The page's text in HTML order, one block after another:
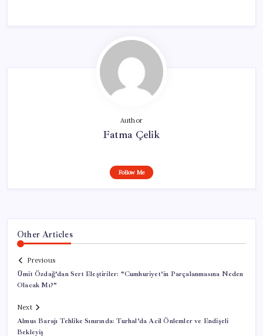
Author
Fatma Çelik
Follow Me
Other Articles
Previous
Ümit Özdağ’dan Sert Eleştiriler: “Cumhuriyet’in Parçalanmasına Neden
Olacak Mı?”
Next
Almus Barajı Tehlike Sınırında: Turhal’da Acil Önlemler ve Endişeli
Bekleyiş